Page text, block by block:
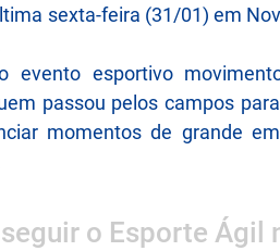
sexta-feira (31/01) em
evento esportivo
passou pelos campos
momentos de grande
o Esporte Ágil